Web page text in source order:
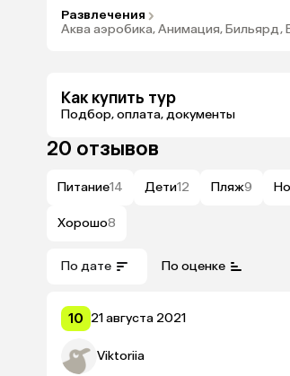
Развлечения
Аква аэробика, Анимация, Бильярд,
Как купить тур
Подбор, оплата, документы
20 отзывов
Питание14 Дети12 Пляж9
Хорошо8
По дате По оценке
10 21 августа 2021
Viktoriia